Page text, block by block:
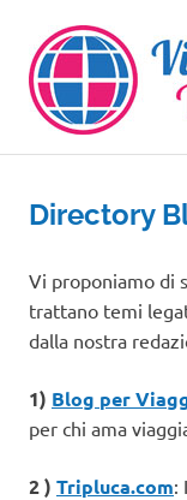
contenuto
Directory
Vi proponiamo di
trattano temi
dalla nostra
1) Blog per
per chi ama
2 ) Tripluca.com: